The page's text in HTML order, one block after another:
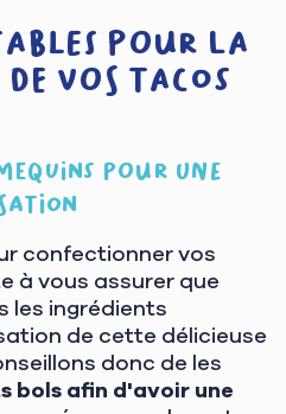
pour la
vos tacos
pour une
confectionner vos
à vous assurer que
les ingrédients
de cette délicieuse
donc de les
bols afin d'avoir une